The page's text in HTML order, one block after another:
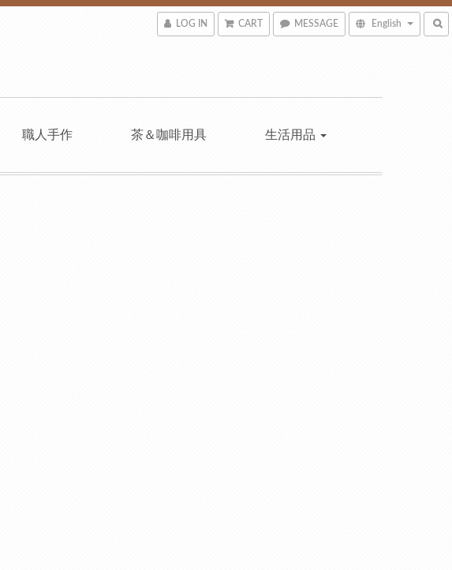
LOG IN CART MESSAGE English
職人手作 茶＆咖啡用具 生活用品